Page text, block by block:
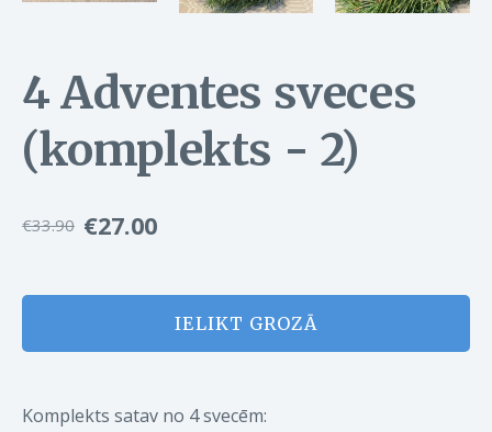
4 Adventes sveces
(komplekts - 2)
€33.90 €27.00
IELIKT GROZĀ
Komplekts satav no 4 svecēm: